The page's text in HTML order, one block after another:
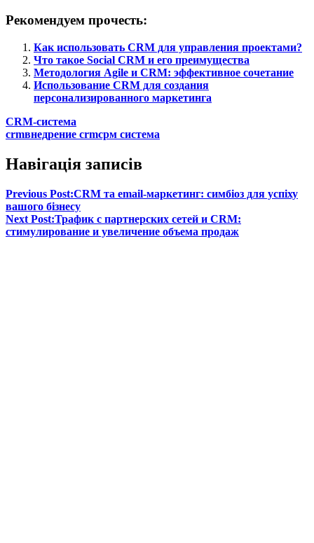
Рекомендуем прочесть:
Как использовать CRM для управления проектами?
Что такое Social CRM и его преимущества
Методология Agile и CRM: эффективное сочетание
Использование CRM для создания
персонализированного маркетинга
CRM-система
crmвнедрение crmсрм система
Навігація записів
Previous Post:CRM та email-маркетинг: симбіоз для успіху
вашого бізнесу
Next Post:Трафик с партнерских сетей и CRM:
стимулирование и увеличение объема продаж